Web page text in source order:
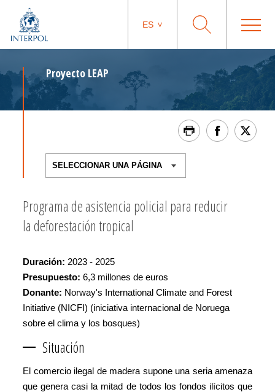
ES
Proyecto LEAP
Programa de asistencia policial para reducir
la deforestación tropical
Duración: 2023 - 2025
Presupuesto: 6,3 millones de euros
Donante: Norway's International Climate and Forest
Initiative (NICFI) (iniciativa internacional de Noruega
sobre el clima y los bosques)
Situación
El comercio ilegal de madera supone una seria amenaza
que genera casi la mitad de todos los fondos ilícitos que